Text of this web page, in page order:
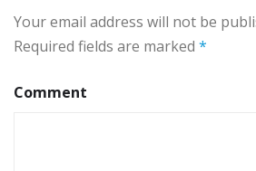
Your email address will not be
Required fields are marked *
Comment